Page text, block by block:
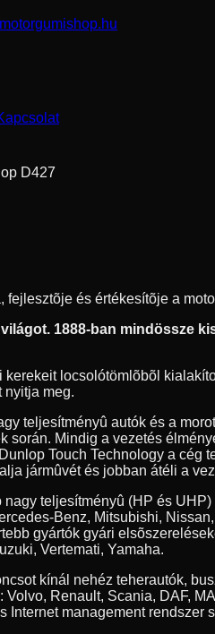
D427
és értékesítõje a
1888-ban mindössze
locsolótömlõbõl
nyitja meg.
teljesítményû autók és a
során. Mindig a vezetés
Touch Technology a
jármûvét és jobban átéli a
teljesítményû (HP és
Benz, Mitsubishi,
gyártók gyári
Vertemati, Yamaha.
kínál nehéz teherautók,
Renault, Scania, DAF,
management